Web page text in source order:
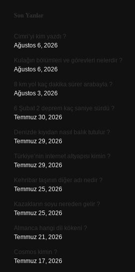
Sidebar
Son Yazılar
Cimri’yi kim yazdı ?
Ağustos 6, 2026
Kulağın bölümleri ve görevleri nelerdir ?
Ağustos 6, 2026
8 km yol kaç dakika sürer arabayla ?
Ağustos 3, 2026
6 Şubat 2 deprem kaç saniye sürdü ?
Temmuz 30, 2026
Denizde kıyıdan nasıl balık tutulur ?
Temmuz 29, 2026
Türkiye’nin internet altyapısı kimin ?
Temmuz 29, 2026
Kehribar taşının diğer adı nedir ?
Temmuz 25, 2026
Kazakların soyu nereden gelir ?
Temmuz 25, 2026
Almanca hangi dil kökeni ?
Temmuz 21, 2026
Cosmos kimin ?
Temmuz 17, 2026